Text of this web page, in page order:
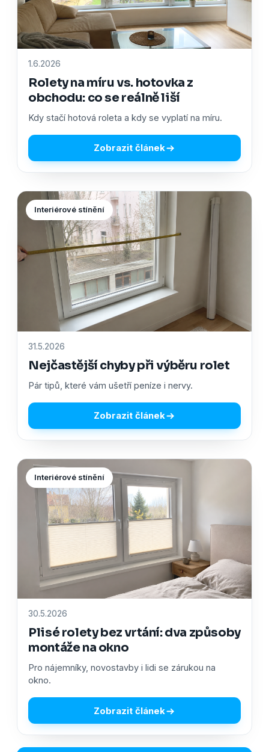
1.6.2026
Rolety na míru vs. hotovka z
obchodu: co se reálně liší
Kdy stačí hotová roleta a kdy se vyplatí na míru.
Zobrazit článek
Interiérové stínění
31.5.2026
Nejčastější chyby při výběru rolet
Pár tipů, které vám ušetří peníze i nervy.
Zobrazit článek
Interiérové stínění
30.5.2026
Plisé rolety bez vrtání: dva způsoby
montáže na okno
Pro nájemníky, novostavby i lidi se zárukou na
okno.
Zobrazit článek